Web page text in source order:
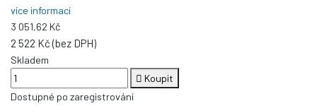
více informací
3 051,62 Kč
2 522 Kč (bez DPH)
Skladem
Koupit
Dostupné po zaregistrování